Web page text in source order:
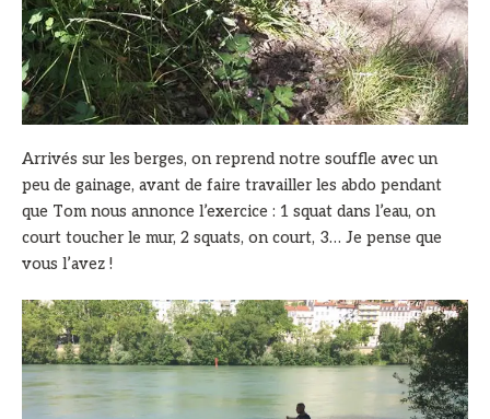
Arrivés sur les berges, on reprend notre souffle avec un
peu de gainage, avant de faire travailler les abdo pendant
que Tom nous annonce l’exercice : 1 squat dans l’eau, on
court toucher le mur, 2 squats, on court, 3… Je pense que
vous l’avez !